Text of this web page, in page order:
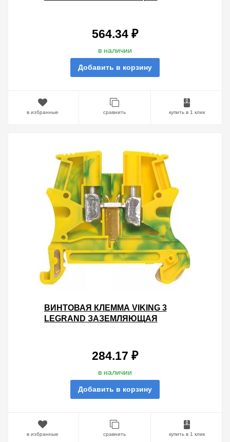
564.34 ₽
в наличии
Добавить в корзину
в избранные сравнить купить в 1 клик
ВИНТОВАЯ КЛЕММА VIKING 3
LEGRAND ЗАЗЕМЛЯЮЩАЯ
284.17 ₽
в наличии
Добавить в корзину
в избранные сравнить купить в 1 клик